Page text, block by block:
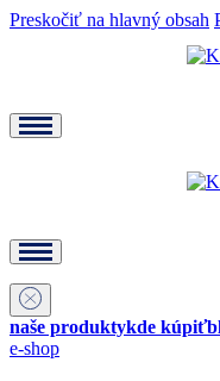
Preskočiť na hlavný obsah
naše produktykde kúpiť
e-shop